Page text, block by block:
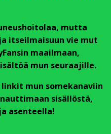
mutta
itseilmaisuun vie mut
maailmaan,
mun seuraajille.
mun somekanaviin
sisällöstä,
asenteella!